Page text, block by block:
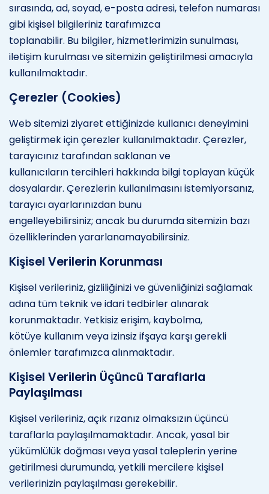
sırasında, ad, soyad, e-posta adresi, telefon numarası
gibi kişisel bilgileriniz tarafımızca
toplanabilir. Bu bilgiler, hizmetlerimizin sunulması,
iletişim kurulması ve sitemizin geliştirilmesi amacıyla
kullanılmaktadır.
Çerezler (Cookies)
Web sitemizi ziyaret ettiğinizde kullanıcı deneyimini
geliştirmek için çerezler kullanılmaktadır. Çerezler,
tarayıcınız tarafından saklanan ve
kullanıcıların tercihleri hakkında bilgi toplayan küçük
dosyalardır. Çerezlerin kullanılmasını istemiyorsanız,
tarayıcı ayarlarınızdan bunu
engelleyebilirsiniz; ancak bu durumda sitemizin bazı
özelliklerinden yararlanamayabilirsiniz.
Kişisel Verilerin Korunması
Kişisel verileriniz, gizliliğinizi ve güvenliğinizi sağlamak
adına tüm teknik ve idari tedbirler alınarak
korunmaktadır. Yetkisiz erişim, kaybolma,
kötüye kullanım veya izinsiz ifşaya karşı gerekli
önlemler tarafımızca alınmaktadır.
Kişisel Verilerin Üçüncü Taraflarla
Paylaşılması
Kişisel verileriniz, açık rızanız olmaksızın üçüncü
taraflarla paylaşılmamaktadır. Ancak, yasal bir
yükümlülük doğması veya yasal taleplerin yerine
getirilmesi durumunda, yetkili mercilere kişisel
verilerinizin paylaşılması gerekebilir.